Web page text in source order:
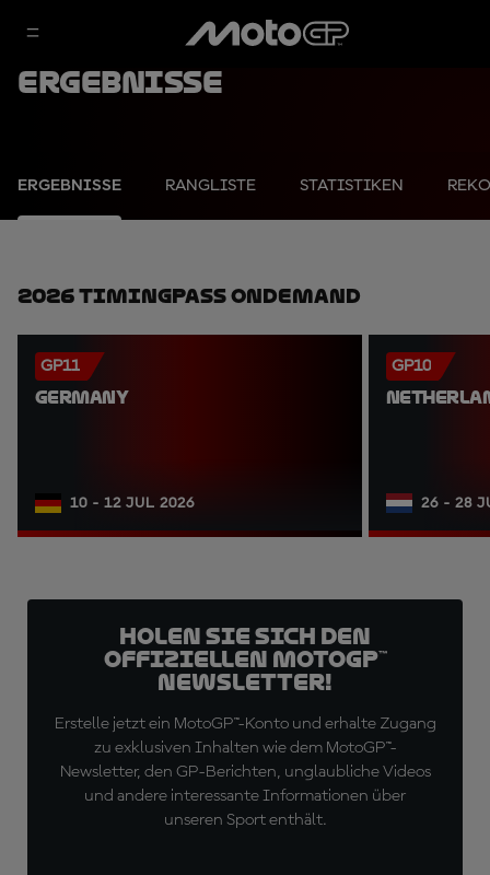
Ergebnisse
ERGEBNISSE RANGLISTE STATISTIKEN
2026 TimingPass OnDemand
GP11
GERMANY
10 - 12 JUL 2026
GP10
26 - 28
Holen Sie sich den
offiziellen MotoGP™
Newsletter!
Erstelle jetzt ein MotoGP™-Konto und erhalte Zugang
zu exklusiven Inhalten wie dem MotoGP™-
Newsletter, den GP-Berichten, unglaubliche Videos
und andere interessante Informationen über
unseren Sport enthält.